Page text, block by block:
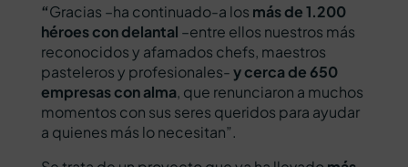
“Gracias –ha continuado-a los más de 1.200
héroes con delantal –entre ellos nuestros más
reconocidos y afamados chefs, maestros
pasteleros y profesionales-y cerca de 650
empresas con alma, que renunciaron a muchos
momentos con sus seres queridos para ayudar
a quienes más lo necesitan”.